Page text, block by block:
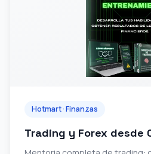
Hotmart · Finanzas
Trading y Forex desde